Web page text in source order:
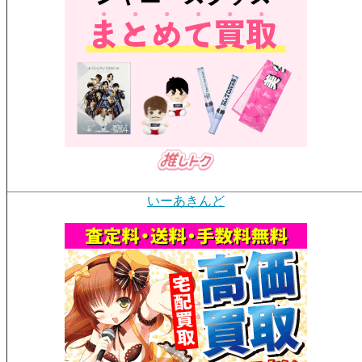
いーあきんど